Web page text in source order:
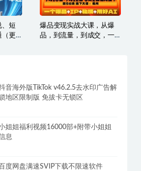
、短
（更
爆品变现实战大课，从爆
品，到流量，到成交，一
音海外版TikTok v46.2.5去水印广告解
地区限制版 免拔卡无锁区
姐姐福利视频16000部+附带小姐姐
息
百度网盘满速SVIP下载不限速软件